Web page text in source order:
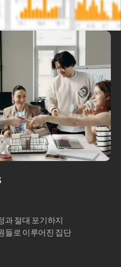
과 절대 포기하지
들로 이루어진 집단